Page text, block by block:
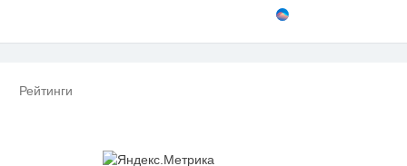
Рейтинги